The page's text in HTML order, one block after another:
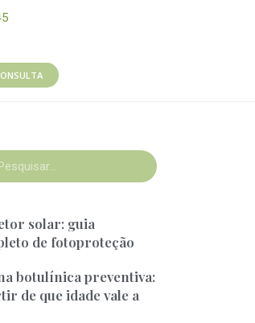
solar: guia
de fotoproteção
botulínica preventiva:
de que idade vale a